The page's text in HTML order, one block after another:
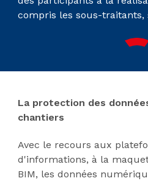
compris les sous-traitants,
La protection des
chantiers
Avec le recours aux
d'informations, à la
BIM, les données